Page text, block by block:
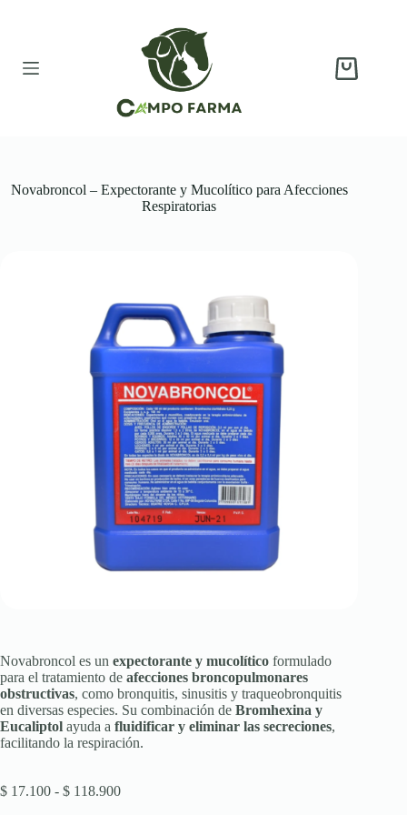
Carro
Novabroncol – Expectorante y Mucolítico para Afecciones
Respiratorias
Novabroncol es un expectorante y mucolítico formulado
para el tratamiento de afecciones broncopulmonares
obstructivas, como bronquitis, sinusitis y traqueobronquitis
en diversas especies. Su combinación de Bromhexina y
Eucaliptol ayuda a fluidificar y eliminar las secreciones,
facilitando la respiración.
$ 17.100 - $ 118.900Rango